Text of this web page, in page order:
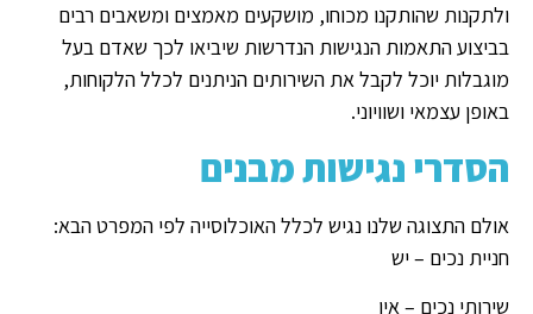
ולתקנות שהותקנו מכוחו, מושקעים מאמצים ומשאבים רבים
בביצוע התאמות הנגישות הנדרשות שיביאו לכך שאדם בעל
מוגבלות יוכל לקבל את השירותים הניתנים לכלל הלקוחות,
באופן עצמאי ושוויוני.
הסדרי נגישות מבנים
אולם התצוגה שלנו נגיש לכלל האוכלוסייה לפי המפרט הבא:
חניית נכים – יש
שירותי נכים – אין